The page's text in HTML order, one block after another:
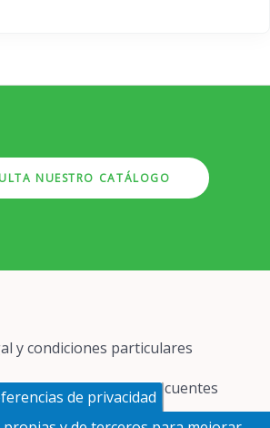
NUESTRO CATÁLOGO
y condiciones particulares
Preguntas frecuentes
de privacidad